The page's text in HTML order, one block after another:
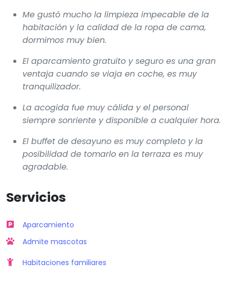
Me gustó mucho la limpieza impecable de la
habitación y la calidad de la ropa de cama,
dormimos muy bien.
El aparcamiento gratuito y seguro es una gran
ventaja cuando se viaja en coche, es muy
tranquilizador.
La acogida fue muy cálida y el personal
siempre sonriente y disponible a cualquier hora.
El buffet de desayuno es muy completo y la
posibilidad de tomarlo en la terraza es muy
agradable.
Servicios
Aparcamiento
Admite mascotas
Habitaciones familiares